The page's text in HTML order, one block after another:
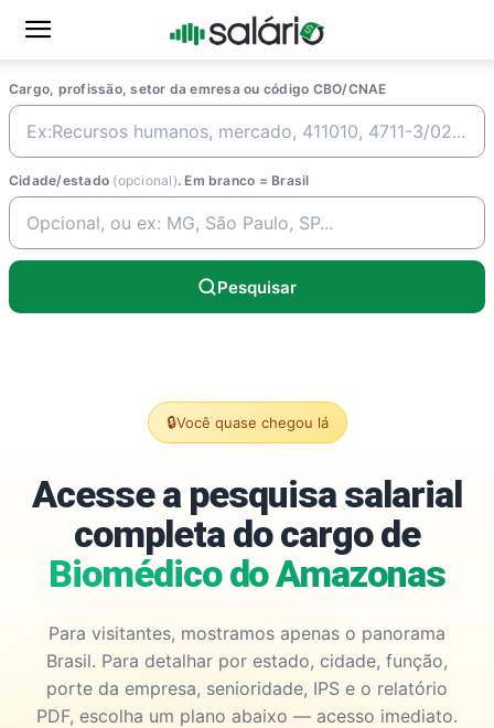
Cargo, profissão, setor da emresa ou código CBO/CNAE
Cidade/estado (opcional). Em branco = Brasil
Pesquisar
🔒Você quase chegou lá
Acesse a pesquisa salarial
completa do cargo de
Biomédico do Amazonas
Para visitantes, mostramos apenas o panorama
Brasil. Para detalhar por estado, cidade, função,
porte da empresa, senioridade, IPS e o relatório
PDF, escolha um plano abaixo — acesso imediato.